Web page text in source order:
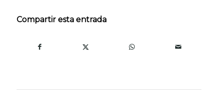
Compartir esta entrada